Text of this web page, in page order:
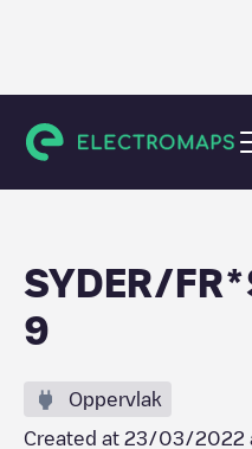
Civrieux-d'Azergues
SYDER/
9
Oppervlak
Created at 23/03/2022